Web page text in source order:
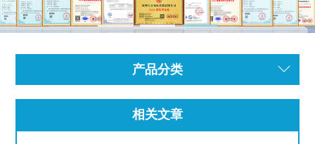
产品分类
相关文章